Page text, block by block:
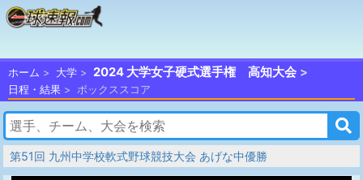
ホーム 大学 2024 大学女子硬式選手権 高知大会
日程・結果 ボックススコア
第51回 九州中学校軟式野球競技大会 あげな中優勝